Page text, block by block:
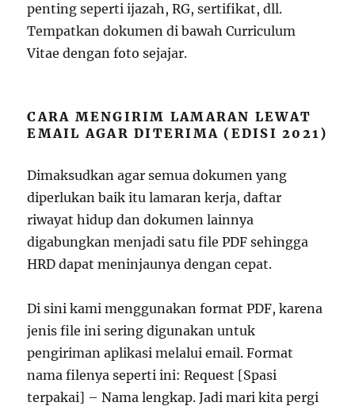
penting seperti ijazah, RG, sertifikat, dll.
Tempatkan dokumen di bawah Curriculum
Vitae dengan foto sejajar.
CARA MENGIRIM LAMARAN LEWAT
EMAIL AGAR DITERIMA (EDISI 2021)
Dimaksudkan agar semua dokumen yang
diperlukan baik itu lamaran kerja, daftar
riwayat hidup dan dokumen lainnya
digabungkan menjadi satu file PDF sehingga
HRD dapat meninjaunya dengan cepat.
Di sini kami menggunakan format PDF, karena
jenis file ini sering digunakan untuk
pengiriman aplikasi melalui email. Format
nama filenya seperti ini: Request [Spasi
terpakai] – Nama lengkap. Jadi mari kita pergi